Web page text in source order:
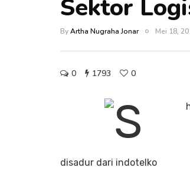
Sektor
ByArtha Nugraha Jonar Mei 18,
0 1793 0
disadur dari indotelko